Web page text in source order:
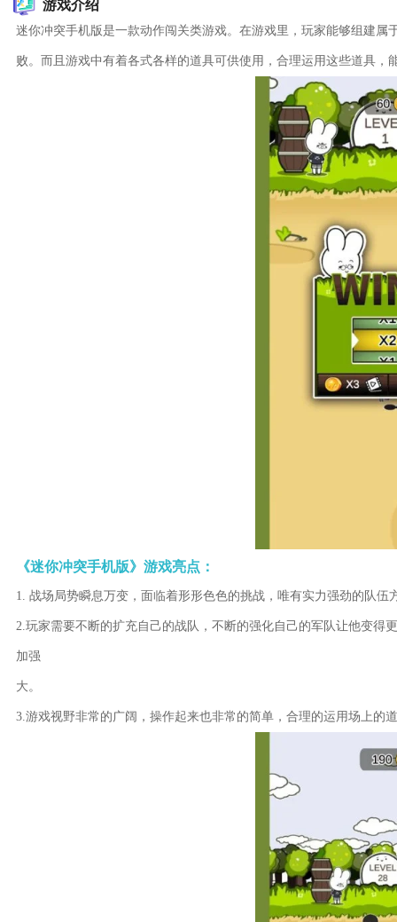
游戏介绍
迷你冲突手机版是一款动作闯关类游戏。在游戏里，玩家能够组建
败。而且游戏中有着各式各样的道具可供使用，合理运用这些道具
《迷你冲突手机版》游戏亮点：
1. 战场局势瞬息万变，面临着形形色色的挑战，唯有实力强劲的队伍
2.玩家需要不断的扩充自己的战队，不断的强化自己的军队让他变得更
加强
大。
3.游戏视野非常的广阔，操作起来也非常的简单，合理的运用场上的